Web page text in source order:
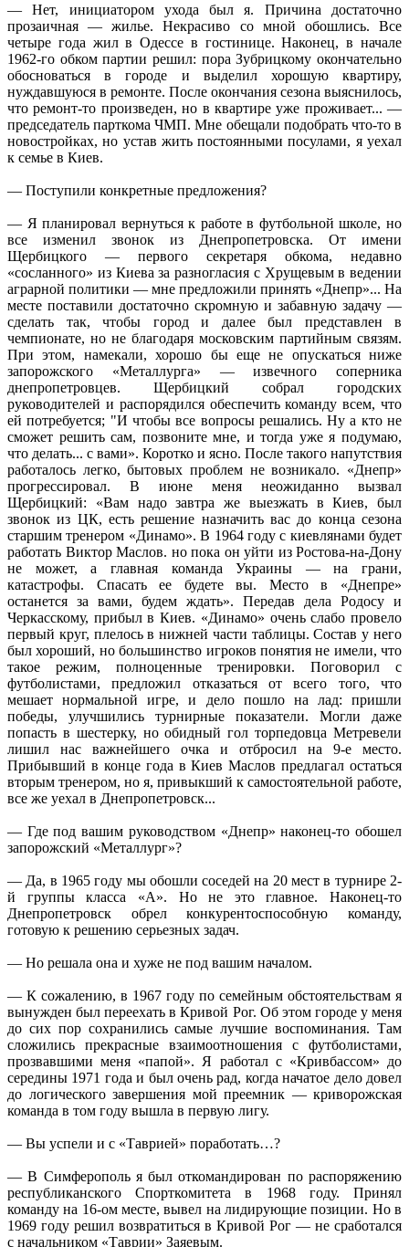
— Нет, инициатором ухода был я. Причина достаточно
прозаичная — жилье. Некрасиво со мной обошлись. Все
четыре года жил в Одессе в гостинице. Наконец, в начале
1962-го обком партии решил: пора Зубрицкому окончательно
обосноваться в городе и выделил хорошую квартиру,
нуждавшуюся в ремонте. После окончания сезона выяснилось,
что ремонт-то произведен, но в квартире уже проживает... —
председатель парткома ЧМП. Мне обещали подобрать что-то в
новостройках, но устав жить постоянными посулами, я уехал
к семье в Киев.
— Поступили конкретные предложения?
— Я планировал вернуться к работе в футбольной школе, но
все изменил звонок из Днепропетровска. От имени
Щербицкого — первого секретаря обкома, недавно
«сосланного» из Киева за разногласия с Хрущевым в ведении
аграрной политики — мне предложили принять «Днепр»... На
месте поставили достаточно скромную и забавную задачу —
сделать так, чтобы город и далее был представлен в
чемпионате, но не благодаря московским партийным связям.
При этом, намекали, хорошо бы еще не опускаться ниже
запорожского «Металлурга» — извечного соперника
днепропетровцев. Щербицкий собрал городских
руководителей и распорядился обеспечить команду всем, что
ей потребуется; "И чтобы все вопросы решались. Ну а кто не
сможет решить сам, позвоните мне, и тогда уже я подумаю,
что делать... с вами». Коротко и ясно. После такого напутствия
работалось легко, бытовых проблем не возникало. «Днепр»
прогрессировал. В июне меня неожиданно вызвал
Щербицкий: «Вам надо завтра же выезжать в Киев, был
звонок из ЦК, есть решение назначить вас до конца сезона
старшим тренером «Динамо». В 1964 году с киевлянами будет
работать Виктор Маслов. но пока он уйти из Ростова-на-Дону
не может, а главная команда Украины — на грани,
катастрофы. Спасать ее будете вы. Место в «Днепре»
останется за вами, будем ждать». Передав дела Родосу и
Черкасскому, прибыл в Киев. «Динамо» очень слабо провело
первый круг, плелось в нижней части таблицы. Состав у него
был хороший, но большинство игроков понятия не имели, что
такое режим, полноценные тренировки. Поговорил с
футболистами, предложил отказаться от всего того, что
мешает нормальной игре, и дело пошло на лад: пришли
победы, улучшились турнирные показатели. Могли даже
попасть в шестерку, но обидный гол торпедовца Метревели
лишил нас важнейшего очка и отбросил на 9-е место.
Прибывший в конце года в Киев Маслов предлагал остаться
вторым тренером, но я, привыкший к самостоятельной работе,
все же уехал в Днепропетровск...
— Где под вашим руководством «Днепр» наконец-то обошел
запорожский «Металлург»?
— Да, в 1965 году мы обошли соседей на 20 мест в турнире 2-
й группы класса «А». Но не это главное. Наконец-то
Днепропетровск обрел конкурентоспособную команду,
готовую к решению серьезных задач.
— Но решала она и хуже не под вашим началом.
— К сожалению, в 1967 году по семейным обстоятельствам я
вынужден был переехать в Кривой Рог. Об этом городе у меня
до сих пор сохранились самые лучшие воспоминания. Там
сложились прекрасные взаимоотношения с футболистами,
прозвавшими меня «папой». Я работал с «Кривбассом» до
середины 1971 года и был очень рад, когда начатое дело довел
до логического завершения мой преемник — криворожская
команда в том году вышла в первую лигу.
— Вы успели и с «Таврией» поработать…?
— В Симферополь я был откомандирован по распоряжению
республиканского Спорткомитета в 1968 году. Принял
команду на 16-ом месте, вывел на лидирующие позиции. Но в
1969 году решил возвратиться в Кривой Рог — не сработался
с начальником «Таврии» Заяевым.